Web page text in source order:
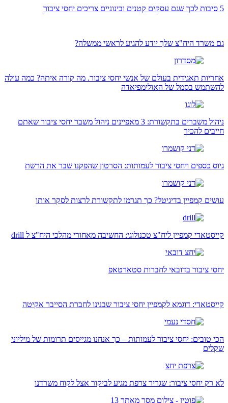
5 סיבות לכך שגם עסקים קטנים ובינוניים צריכים יחסי ציבור
גם משרד היח"צ שלך יודע להגיע לראשי ממשלה?
אחריות תאגידית בעולם של אנשי יחסי ציבור. מה קורה איתה? כמה עולה
להשתמש בסמל של האולימפיאדה
ניהול משברים בתקשורת: 3 מאפיינים ניהול משבר יחסי ציבור שאתם
חייבים להכיר
גיוס כספים ויחסי ציבור לעמותות: הסרטון שהפקנו שבר את הרשת
עושים קמפיין בדיגיטל? כך תגרמו לתקשורת לרצות לסקר אותו
קייסטאדי קמפיין ליח"צ טכנולוגי: החשיבה מאחורי מהלכי היח"צ ל drill
יחסי ציבור בדובאי לחברות סטארטאפ
קייסטאדי: דוגמא לקמפיין יחסי ציבור שבנינו לחברת הסייבר אקיטה
הכי טובים: יחסי ציבור לעמותות – כך אנחנו מגייסים תרומות של מיליוני
שקלים
לא רק יחסי ציבור: שגריר צרפת מגיע לביקור אצל לקוח משרדנו